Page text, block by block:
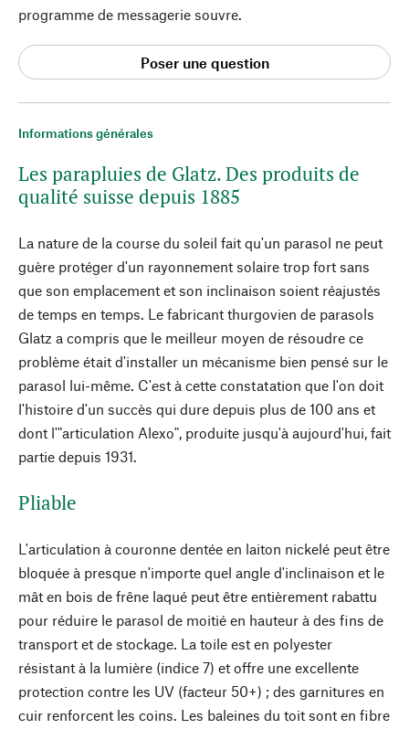
Informations générales
Les parapluies de Glatz. Des produits de
qualité suisse depuis 1885
La nature de la course du soleil fait qu'un parasol ne peut
guère protéger d'un rayonnement solaire trop fort sans
que son emplacement et son inclinaison soient réajustés
de temps en temps. Le fabricant thurgovien de parasols
Glatz a compris que le meilleur moyen de résoudre ce
problème était d'installer un mécanisme bien pensé sur le
parasol lui-même. C'est à cette constatation que l'on doit
l'histoire d'un succès qui dure depuis plus de 100 ans et
dont l'"articulation Alexo", produite jusqu'à aujourd'hui, fait
partie depuis 1931.
Pliable
L'articulation à couronne dentée en laiton nickelé peut être
bloquée à presque n'importe quel angle d'inclinaison et le
mât en bois de frêne laqué peut être entièrement rabattu
pour réduire le parasol de moitié en hauteur à des fins de
transport et de stockage. La toile est en polyester
résistant à la lumière (indice 7) et offre une excellente
protection contre les UV (facteur 50+) ; des garnitures en
cuir renforcent les coins. Les baleines du toit sont en fibre
programme de messagerie souvre.
Poser une question